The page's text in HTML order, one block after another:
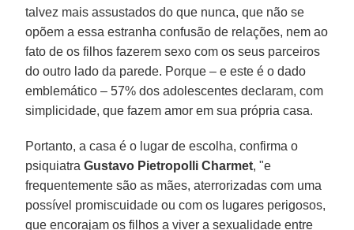
talvez mais assustados do que nunca, que não se
opõem a essa estranha confusão de relações, nem ao
fato de os filhos fazerem sexo com os seus parceiros
do outro lado da parede. Porque – e este é o dado
emblemático – 57% dos adolescentes declaram, com
simplicidade, que fazem amor em sua própria casa.
Portanto, a casa é o lugar de escolha, confirma o
psiquiatraGustavo Pietropolli Charmet, "e
frequentemente são as mães, aterrorizadas com uma
possível promiscuidade ou com os lugares perigosos,
que encorajam os filhos a viver a sexualidade entre